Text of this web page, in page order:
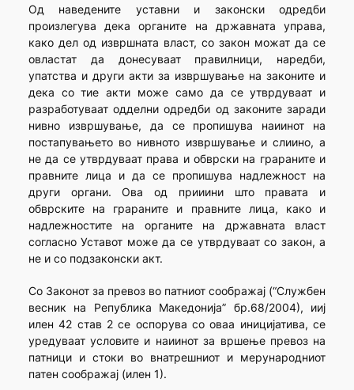
Од наведените уставни и законски одредби
произлегува дека органите на државната управа,
како дел од извршната власт, со закон можат да се
овластат да донесуваат правилници, наредби,
упатства и други акти за извршување на законите и
дека со тие акти може само да се утврдуваат и
разработуваат одделни одредби од законите заради
нивно извршување, да се пропишува наиинот на
постапувањето во нивното извршување и слиино, а
не да се утврдуваат права и обврски на грараните и
правните лица и да се пропишува надлежност на
други органи. Ова од прииини што правата и
обврските на грараните и правните лица, како и
надлежностите на органите на државната власт
согласно Уставот може да се утврдуваат со закон, а
не и со подзаконски акт.
Со Законот за превоз во патниот соображај (“Службен
весник на Република Македонија” бр.68/2004), ииј
илен 42 став 2 се оспорува со оваа иницијатива, се
уредуваат условите и наиинот за вршење превоз на
патници и стоки во внатрешниот и мерународниот
патен соображај (илен 1).